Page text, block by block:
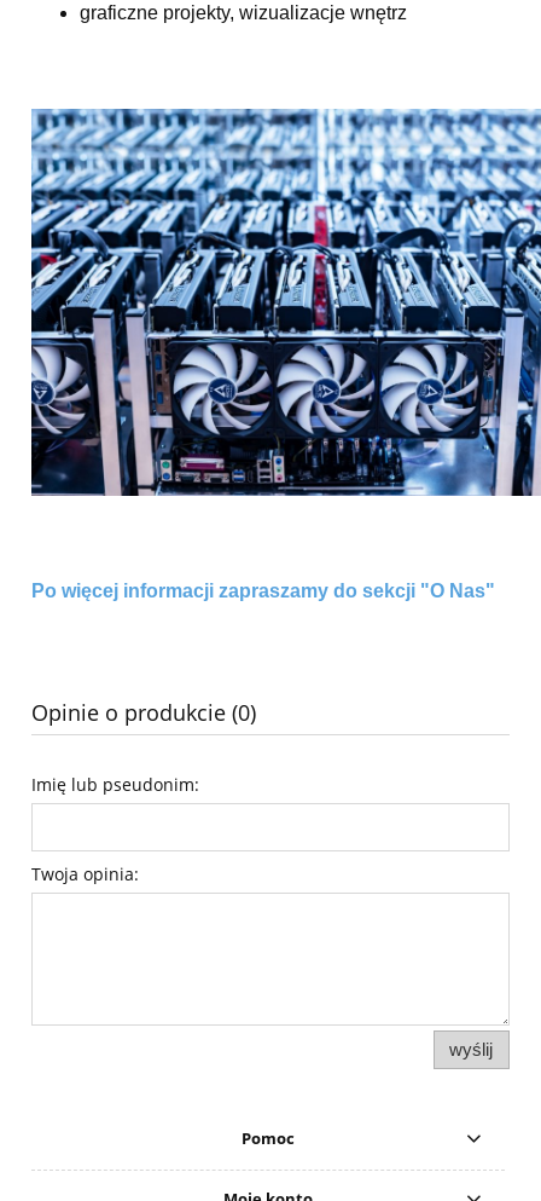
graficzne projekty, wizualizacje wnętrz
Po więcej informacji zapraszamy do sekcji "O Nas"
Opinie o produkcie (0)
Imię lub pseudonim:
Twoja opinia:
wyślij
Pomoc